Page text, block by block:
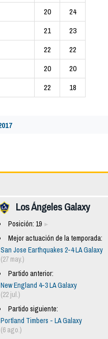
20
24
21
23
22
22
20
20
22 18
Los Ángeles Galaxy
Posición: 19
Mejor actuación de la temporada:
San Jose Earthquakes 2-4 LA Galaxy
(27 may.)
Partido anterior:
New England 4-3 LA Galaxy
(22 jul.)
Partido siguiente:
Portland Timbers - LA Galaxy
(6 ago.)